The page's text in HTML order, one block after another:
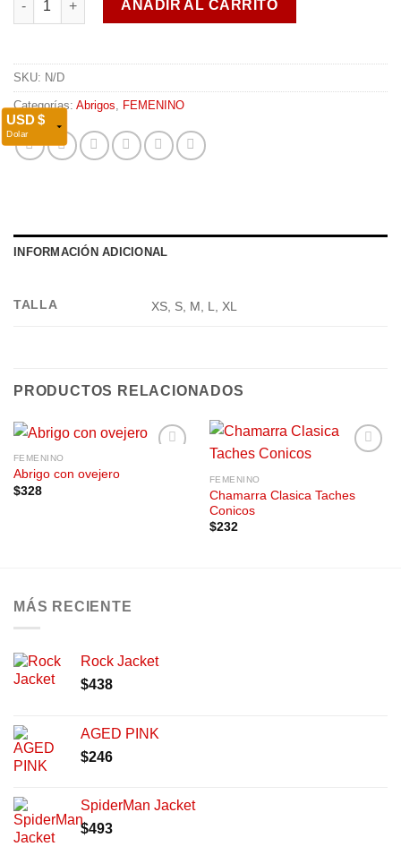
AÑADIR AL CARRITO
SKU: N/D
Categorías: Abrigos, FEMENINO
INFORMACIÓN ADICIONAL
TALLA XS, S, M, L, XL
PRODUCTOS RELACIONADOS
FEMENINO
Abrigo con ovejero
$328
deseos
FEMENINO
Chamarra Clasica Taches
Conicos
$232
MÁS RECIENTE
Rock Jacket
$438
AGED PINK
$246
SpiderMan Jacket
$493
USD $
Dolar
COP $
MXN
MX$
Peruvian Nuevo Sol